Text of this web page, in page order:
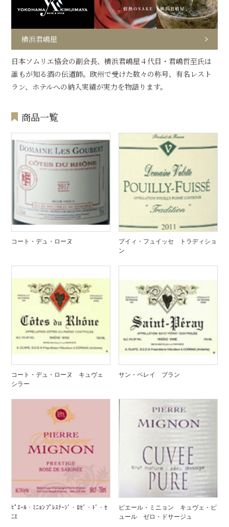
横浜君嶋屋
日本ソムリエ協会の副会長、横浜君嶋屋４代目・君嶋哲至氏は
誰もが知る酒の伝道師。欧州で受けた数々の称号、有名レスト
ラン、ホテルへの納入実績が実力を物語ります。
商品一覧
コート・デュ・ローヌ
プイィ・フュイッセ トラディショ
ン
コート・デュ・ローヌ キュヴェ
シラー
サン・ペレイ ブラン
ﾋﾟｴｰﾙ・ﾐﾆｮﾝ ﾌﾟﾚｽﾃｰｼﾞ・ﾛｾﾞ・ﾄﾞ・ｾ
ﾆｴ
ピエール・ミニョン キュヴェ・ピ
ュール ゼロ・ドサージュ